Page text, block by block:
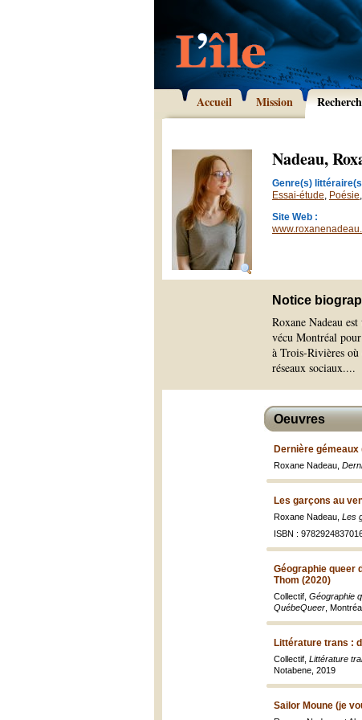
Accueil Mission
Nadeau,
Genre(s)
Essai-étude, Poésie,
Site Web :
Notice
Roxane Nadeau
vécu Montréal
à Trois-Rivières
réseaux sociaux....
Oeuvres
Dernière gémeaux
Roxane Nadeau,
Les garçons au
Roxane Nadeau, Les
ISBN :
Géographie queer
Thom (2020)
Collectif, Géographie
QuébeQueer ,
Littérature trans :
Collectif, Littérature
Notabene, 2019
Sailor Moune (je